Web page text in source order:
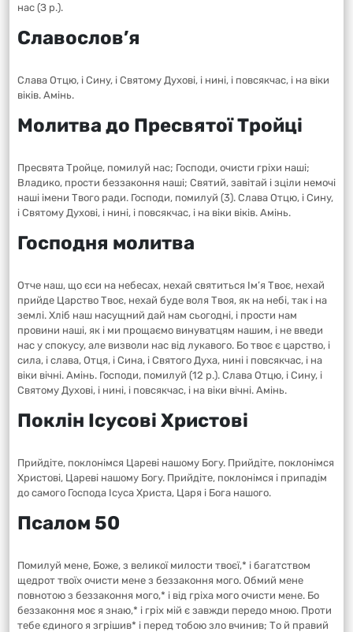
нас (З р.).
Славослов’я
Слава Отцю, і Сину, і Святому Духові, і нині, і повсякчас, і на віки
віків. Амінь.
Молитва до Пресвятої Тройці
Пресвята Тройце, помилуй нас; Господи, очисти гріхи наші;
Владико, прости беззаконня наші; Святий, завітай і зціли немочі
наші імени Твого ради. Господи, помилуй (3). Слава Отцю, і Сину,
і Святому Духові, і нині, і повсякчас, і на віки віків. Амінь.
Господня молитва
Отче наш, що єси на небесах, нехай святиться Ім’я Твоє, нехай
прийде Царство Твоє, нехай буде воля Твоя, як на небі, так і на
землі. Хліб наш насущний дай нам сьогодні, і прости нам
провини наші, як і ми прощаємо винуватцям нашим, і не введи
нас у спокусу, але визволи нас від лукавого. Бо твоє є царство, і
сила, і слава, Отця, і Сина, і Святого Духа, нині і повсякчас, і на
віки вічні. Амінь. Господи, помилуй (12 р.). Слава Отцю, і Сину, і
Святому Духові, i нині, і повсякчас, і на віки вічні. Амінь.
Поклін Ісусові Христові
Прийдіте, поклонімся Цареві нашому Богу. Прийдіте, поклонімся
Христові, Цареві нашому Богу. Прийдіте, поклонімся і припадім
до самого Господа Ісуса Христа, Царя і Бога нашого.
Псалом 50
Помилуй мене, Боже, з великої милости твоєї,* і багатством
щедрот твоїх очисти мене з беззаконня мого. Обмий мене
повнотою з беззаконня мого,* і від гріха мого очисти мене. Бо
беззаконня моє я знаю,* і гріх мій є завжди передо мною. Проти
тебе єдиного я згрішив* і перед тобою зло вчинив; То й правий